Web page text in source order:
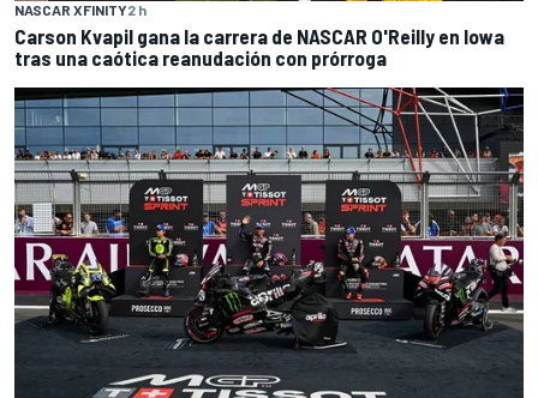
NASCAR XFINITY2 h
Carson Kvapil gana la carrera de NASCAR O'Reilly en Iowa
tras una caótica reanudación con prórroga